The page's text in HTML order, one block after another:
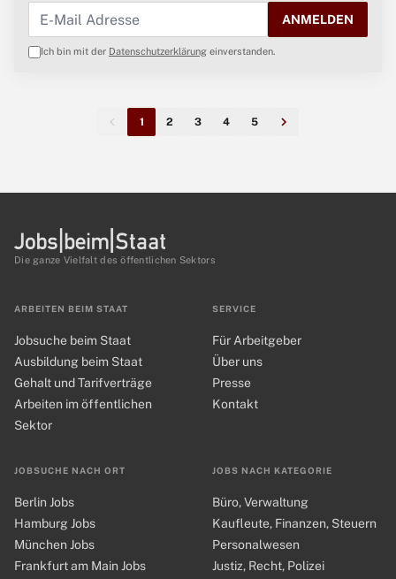
ANMELDEN
Ich bin mit der Datenschutzerklärung einverstanden.
1 2 3 4 5
Die ganze Vielfalt des öffentlichen Sektors
ARBEITEN BEIM STAAT
Jobsuche beim Staat
Ausbildung beim Staat
Gehalt und Tarifverträge
Arbeiten im öffentlichen
Sektor
JOBSUCHE NACH ORT
Berlin Jobs
Hamburg Jobs
München Jobs
Frankfurt am Main Jobs
JOBS NACH KATEGORIE
Büro, Verwaltung
Kaufleute, Finanzen, Steuern
Personalwesen
Justiz, Recht, Polizei
SERVICE
Für Arbeitgeber
Über uns
Presse
Kontakt